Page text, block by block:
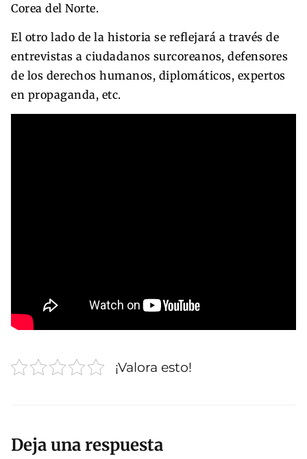
Corea del Norte.
El otro lado de la historia se reflejará a través de
entrevistas a ciudadanos surcoreanos, defensores
de los derechos humanos, diplomáticos, expertos
en propaganda, etc.
¡Valora esto!
Deja una respuesta